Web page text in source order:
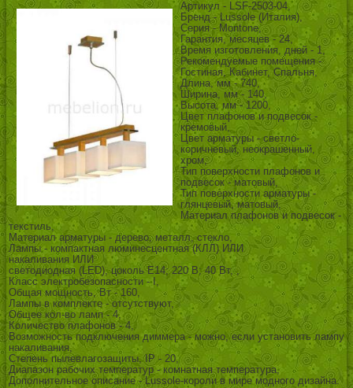
Артикул - LSF-2503-04,
Бренд - Lussole (Италия),
Серия - Montone,
Гарантия, месяцев - 24,
Время изготовления, дней - 1,
Рекомендуемые помещения -
Гостиная, Кабинет, Спальня,
Длина, мм - 740,
Ширина, мм - 140,
Высота, мм - 1200,
Цвет плафонов и подвесок -
кремовый,
Цвет арматуры - светло-
коричневый, неокрашенный,
хром,
Тип поверхности плафонов и
подвесок - матовый,
Тип поверхности арматуры -
глянцевый, матовый,
Материал плафонов и подвесок -
текстиль,
Материал арматуры - дерево, металл, стекло,
Лампы - компактная люминесцентная (КЛЛ) ИЛИ
накаливания ИЛИ
светодиодная (LED), цоколь E14; 220 В; 40 Вт, ,
Класс электробезопасности - I,
Общая мощность, Вт - 160,
Лампы в комплекте - отсутствуют,
Общее кол-во ламп - 4,
Количество плафонов - 4,
Возможность подключения диммера - можно, если установить лампу
накаливания,
Степень пылевлагозащиты, IP - 20,
Диапазон рабочих температур - комнатная температура,
Дополнительное описание - Lussole-короли в мире модного дизайна.